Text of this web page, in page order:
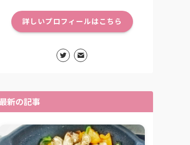
詳しいプロフィールはこちら
最新の記事